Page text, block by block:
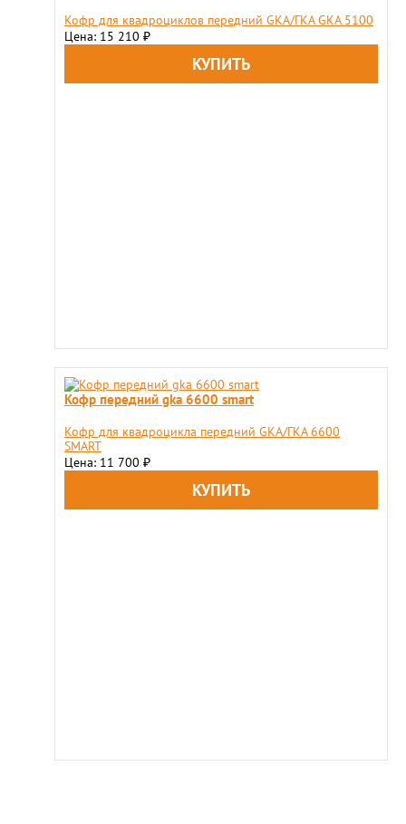
Кофр для квадроциклов передний GKA/ГКА GKA 5100
Цена: 15 210 ₽
Кофр передний gka 6600 smart
Кофр для квадроцикла передний GKA/ГКА 6600
SMART
Цена: 11 700 ₽